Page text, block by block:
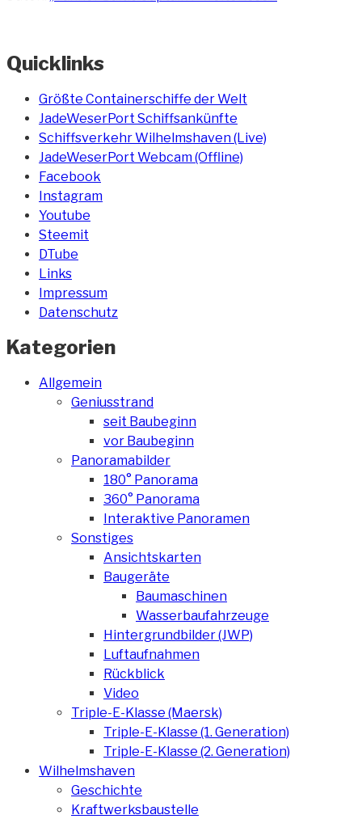
Quicklinks
Größte Containerschiffe der Welt
JadeWeserPort Schiffsankünfte
Schiffsverkehr Wilhelmshaven (Live)
JadeWeserPort Webcam (Offline)
Facebook
Instagram
Youtube
Steemit
DTube
Links
Impressum
Datenschutz
Kategorien
Allgemein
Geniusstrand
seit Baubeginn
vor Baubeginn
Panoramabilder
180° Panorama
360° Panorama
Interaktive Panoramen
Sonstiges
Ansichtskarten
Baugeräte
Baumaschinen
Wasserbaufahrzeuge
Hintergrundbilder (JWP)
Luftaufnahmen
Rückblick
Video
Triple-E-Klasse (Maersk)
Triple-E-Klasse (1. Generation)
Triple-E-Klasse (2. Generation)
Wilhelmshaven
Geschichte
Kraftwerksbaustelle